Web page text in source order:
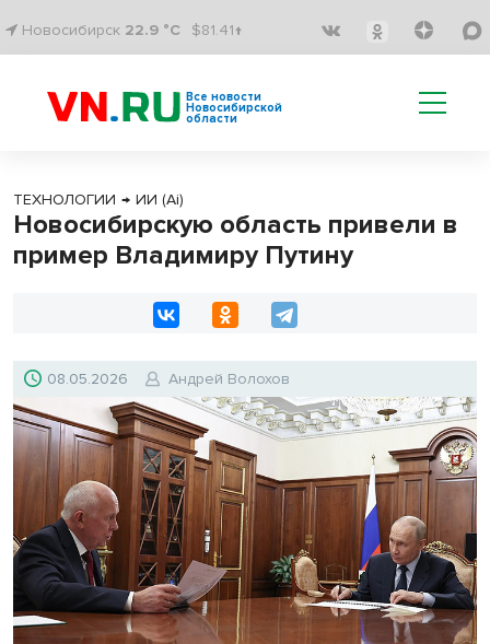
Новосибирск 22.9 °C $81.41↑
Все новости
Новосибирской
области
ТЕХНОЛОГИИ → ИИ (Ai)
Новосибирскую область привели в
пример Владимиру Путину
08.05.2026 Андрей Волохов